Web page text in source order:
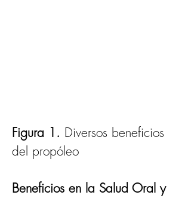
Figura 1. Diversos beneficios
del propóleo
Beneficios en la Salud Oral y